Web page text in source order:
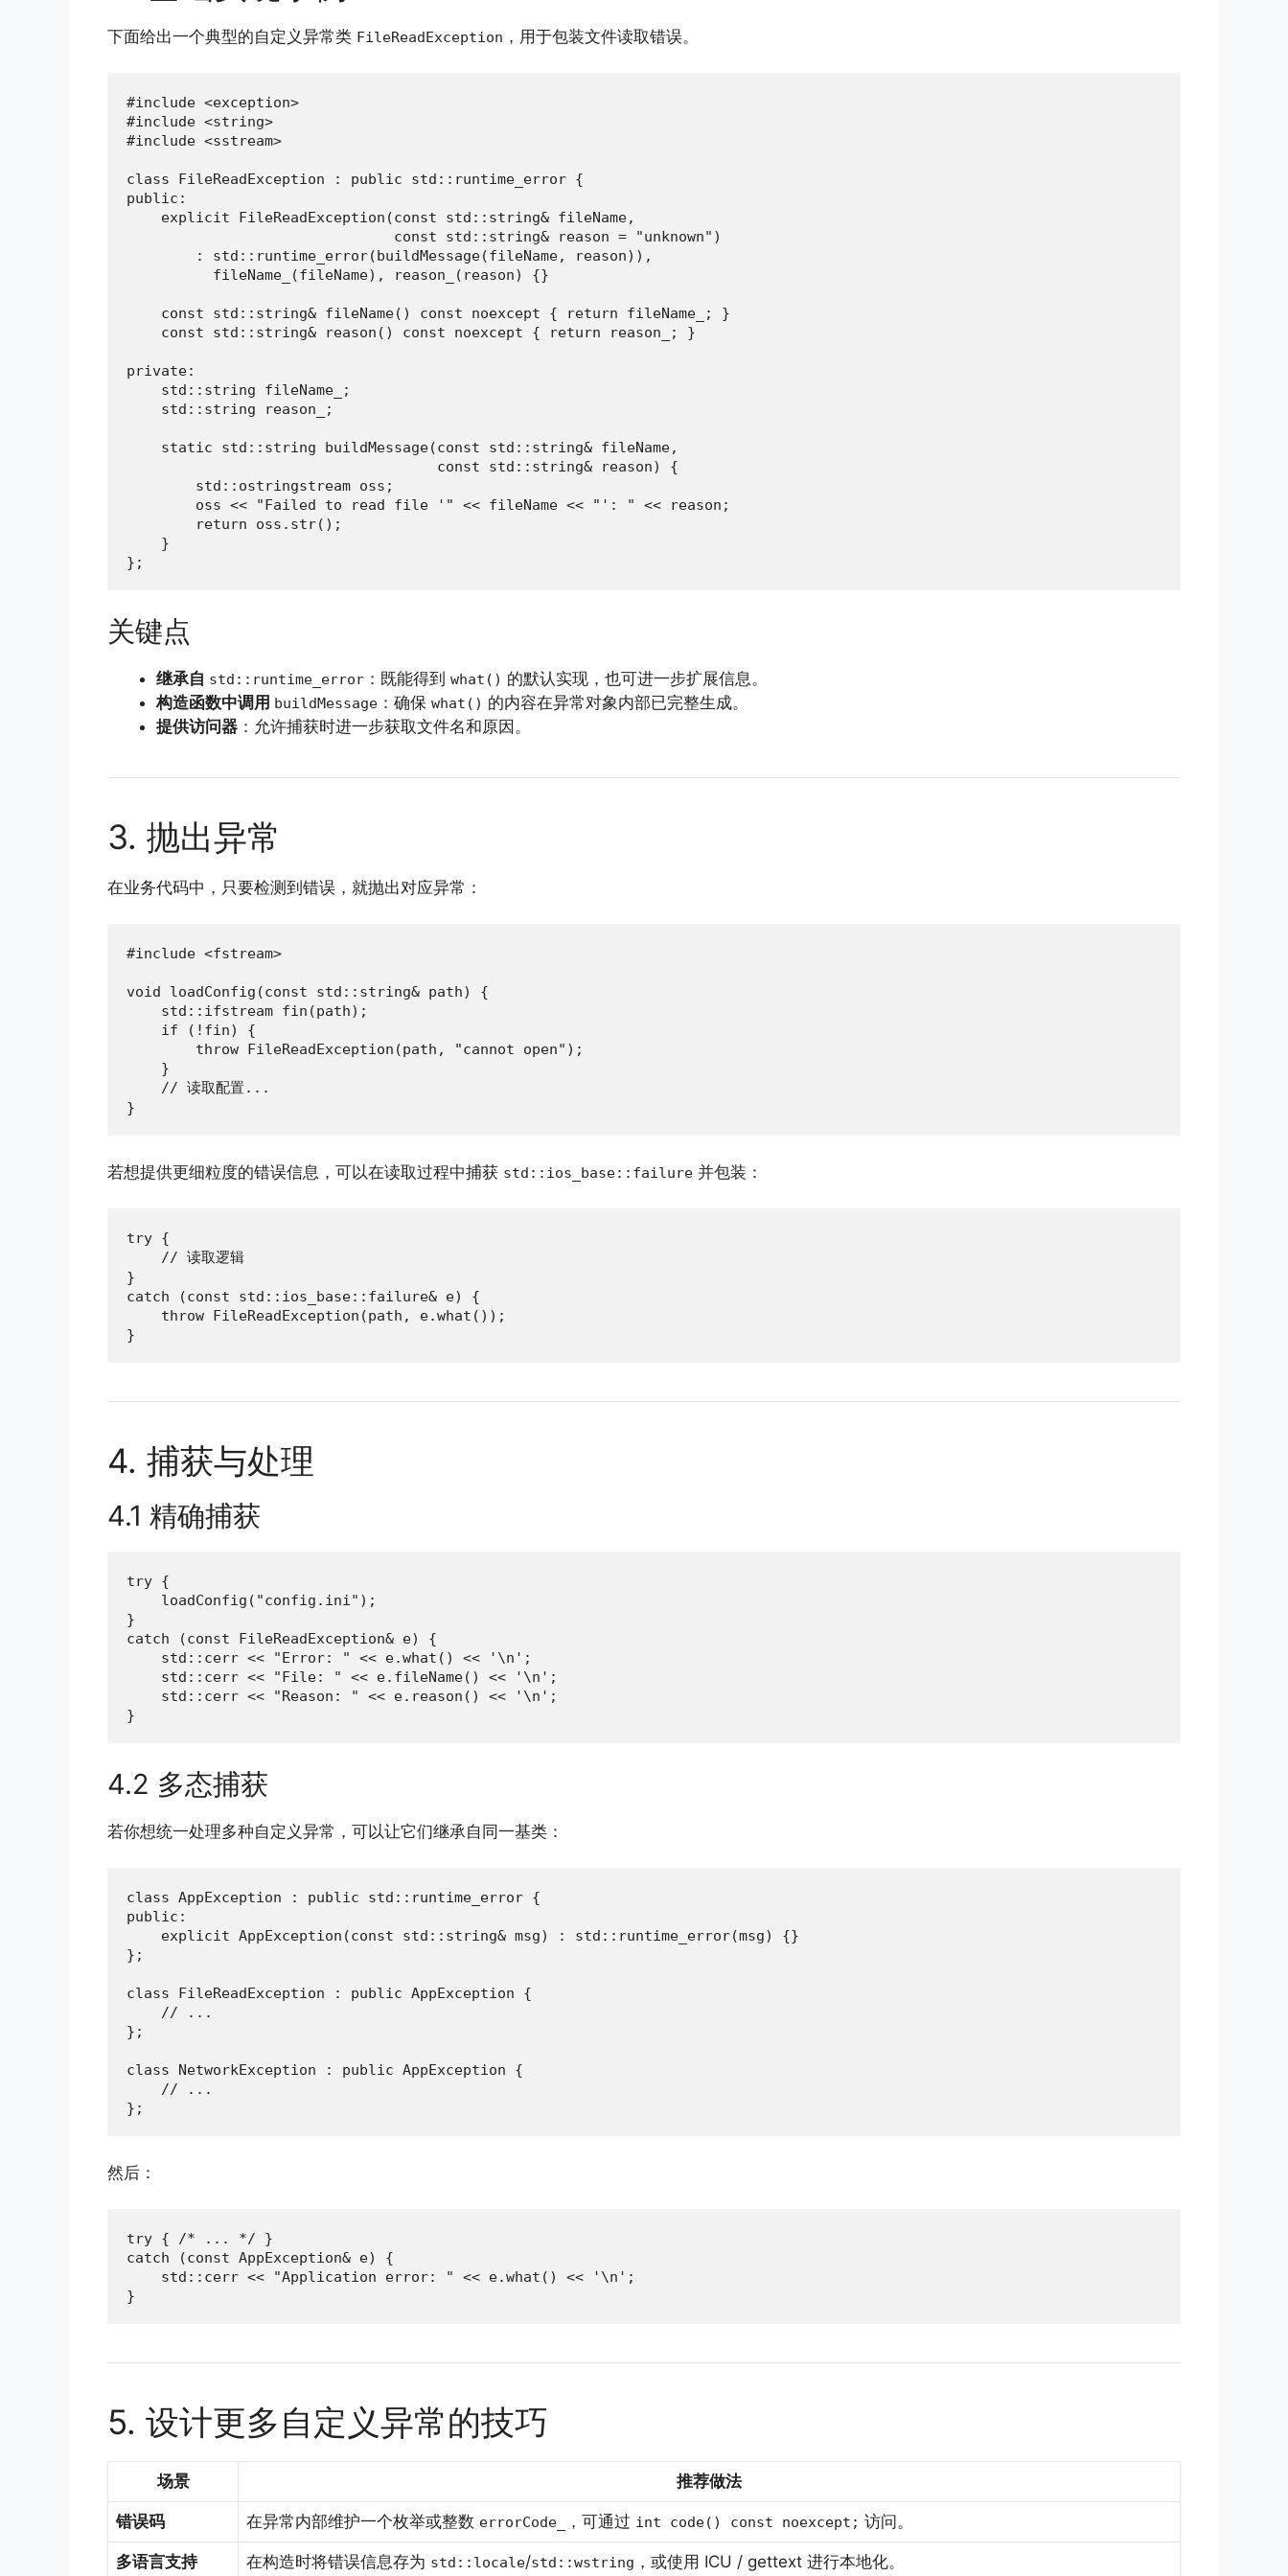
下面给出一个典型的自定义异常类 FileReadException ，用于包装文件读取错误。
#include <exception>
#include <string>
#include <sstream>
class FileReadException : public std::runtime_error {
public:
    explicit FileReadException(const std::string& fileName,
                               const std::string& reason = "unknown")
        : std::runtime_error(buildMessage(fileName, reason)),
          fileName_(fileName), reason_(reason) {}
    const std::string& fileName() const noexcept { return fileName_; }
    const std::string& reason() const noexcept { return reason_; }
private:
    std::string fileName_;
    std::string reason_;
    static std::string buildMessage(const std::string& fileName,
                                    const std::string& reason) {
        std::ostringstream oss;
        oss << "Failed to read file '" << fileName << "': " << reason;
        return oss.str();
    }
};
关键点
继承自 std::runtime_error ：既能得到 what() 的默认实现，也可进一步扩展信息。
构造函数中调用 buildMessage ：确保 what() 的内容在异常对象内部已完整生成。
提供访问器 ：允许捕获时进一步获取文件名和原因。
3. 抛出异常
在业务代码中，只要检测到错误，就抛出对应异常：
#include <fstream>
void loadConfig(const std::string& path) {
    std::ifstream fin(path);
    if (!fin) {
        throw FileReadException(path, "cannot open");
    }
    // 读取配置...
}
若想提供更细粒度的错误信息，可以在读取过程中捕获 std::ios_base::failure 并包装：
try {
    // 读取逻辑
}
catch (const std::ios_base::failure& e) {
    throw FileReadException(path, e.what());
}
4. 捕获与处理
4.1 精确捕获
try {
    loadConfig("config.ini");
}
catch (const FileReadException& e) {
    std::cerr << "Error: " << e.what() << '\n';
    std::cerr << "File: " << e.fileName() << '\n';
    std::cerr << "Reason: " << e.reason() << '\n';
}
4.2 多态捕获
若你想统一处理多种自定义异常，可以让它们继承自同一基类：
class AppException : public std::runtime_error {
public:
    explicit AppException(const std::string& msg) : std::runtime_error(msg) {}
};
class FileReadException : public AppException {
    // ...
};
class NetworkException : public AppException {
    // ...
};
然后：
try { /* ... */ }
catch (const AppException& e) {
    std::cerr << "Application error: " << e.what() << '\n';
}
5. 设计更多自定义异常的技巧
场景 推荐做法
错误码 在异常内部维护一个枚举或整数 errorCode_ ，可通过 int code() const noexcept; 访问。
多语言支持 在构造时将错误信息存为 std::locale/std::wstring ，或使用 ICU / gettext 进行本地化。